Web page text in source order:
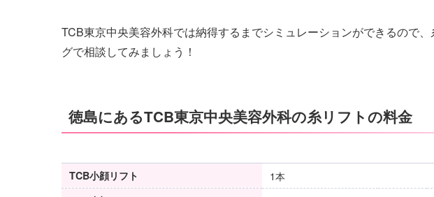
TCB東京中央美容外科では納得するまでシミュレーションができるので
グで相談してみましょう！
徳島にあるTCB東京中央美容外科の糸リフトの料金
TCB小顔リフト 1本